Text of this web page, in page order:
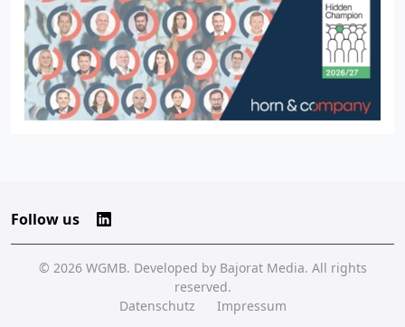
Follow us
© 2026 WGMB. Developed by Bajorat Media. All rights
reserved.
Datenschutz
Impressum